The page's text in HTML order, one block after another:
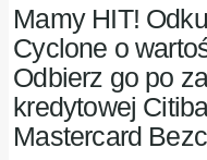
Mamy HIT!
Cyclone o
Odbierz go po
kredytowej
Mastercard